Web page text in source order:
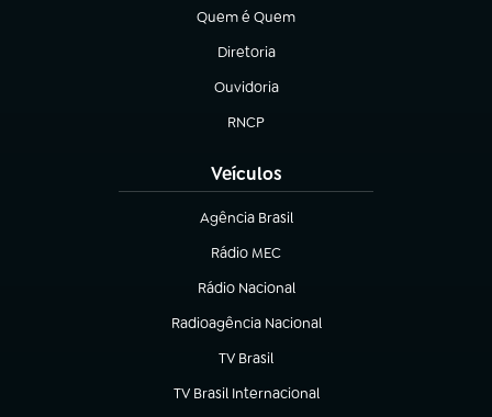
Quem é Quem
(abre em nova aba)
Diretoria
(abre em nova aba)
Ouvidoria
(abre em nova aba)
RNCP
(abre em nova aba)
Veículos
Agência Brasil
(abre em nova aba)
Rádio MEC
(abre em nova aba)
Rádio Nacional
Radioagência Nacional
(abre em nova aba)
TV Brasil
(abre em nova aba)
TV Brasil Internacional
(abre em nova aba)